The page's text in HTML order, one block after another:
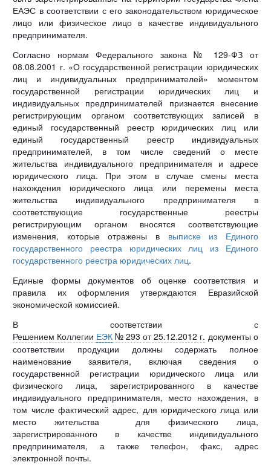
ЕАЭС в соответствии с его законодательством юридическое
лицо или физическое лицо в качестве индивидуального
предпринимателя.
Согласно нормам Федерального закона № 129-ФЗ от
08.08.2001 г. «О государственной регистрации юридических
лиц и индивидуальных предпринимателей» моментом
государственной регистрации юридических лиц и
индивидуальных предпринимателей признается внесение
регистрирующим органом соответствующих записей в
единый государственный реестр юридических лиц или
единый государственный реестр индивидуальных
предпринимателей, в том числе сведений о месте
жительства индивидуального предпринимателя и адресе
юридического лица. При этом в случае смены места
нахождения юридического лица или перемены места
жительства индивидуального предпринимателя в
соответствующие государственные реестры
регистрирующим органом вносятся соответствующие
изменения, которые отражены в выписке из Единого
государственного реестра юридических лиц из Единого
государственного реестра юридических лиц.
Единые формы документов об оценке соответствия и
правила их оформления утверждаются Евразийской
экономической комиссией.
В соответствии с
Решением Коллегии ЕЭК № 293 от 25.12.2012 г. документы о
соответствии продукции должны содержать полное
наименование заявителя, включая сведения о
государственной регистрации юридического лица или
физического лица, зарегистрированного в качестве
индивидуального предпринимателя, место нахождения, в
том числе фактический адрес, для юридического лица или
место жительства для физического лица,
зарегистрированного в качестве индивидуального
предпринимателя, а также телефон, факс, адрес
электронной почты.